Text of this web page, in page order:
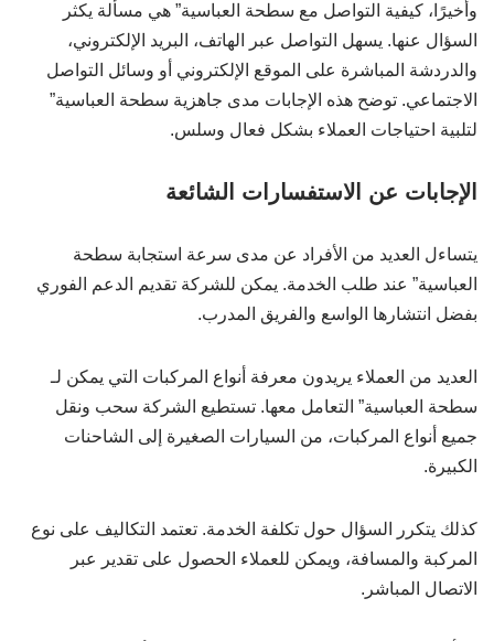
وأخيرًا، كيفية التواصل مع سطحة العباسية” هي مسألة يكثر
السؤال عنها. يسهل التواصل عبر الهاتف، البريد الإلكتروني،
والدردشة المباشرة على الموقع الإلكتروني أو وسائل التواصل
الاجتماعي. توضح هذه الإجابات مدى جاهزية سطحة العباسية”
لتلبية احتياجات العملاء بشكل فعال وسلس.
الإجابات عن الاستفسارات الشائعة
يتساءل العديد من الأفراد عن مدى سرعة استجابة سطحة
العباسية” عند طلب الخدمة. يمكن للشركة تقديم الدعم الفوري
بفضل انتشارها الواسع والفريق المدرب.
العديد من العملاء يريدون معرفة أنواع المركبات التي يمكن لـ
سطحة العباسية” التعامل معها. تستطيع الشركة سحب ونقل
جميع أنواع المركبات، من السيارات الصغيرة إلى الشاحنات
الكبيرة.
كذلك يتكرر السؤال حول تكلفة الخدمة. تعتمد التكاليف على نوع
المركبة والمسافة، ويمكن للعملاء الحصول على تقدير عبر
الاتصال المباشر.